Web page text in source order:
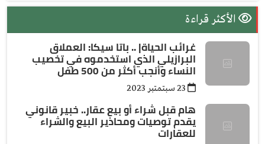
الأكثر قراءة
غرائب الحياة| .. باتا سيكا: العملاق
البرازيلي الذي استخدموه في تخصيب
النساء وأنجب أكثر من 500 طفل
هام قبل شراء أو بيع عقار.. خبير قانوني
يقدم توصيات ومحاذير البيع والشراء
للعقارات